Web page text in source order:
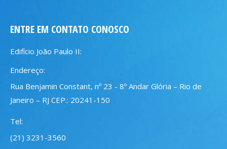
ENTRE EM CONTATO CONOSCO
Edifício João Paulo II:
Endereço:
Rua Benjamin Constant, nº 23 - 8º Andar Glória – Rio de
Janeiro – RJ CEP.: 20241-150
Tel:
(21) 3231-3560